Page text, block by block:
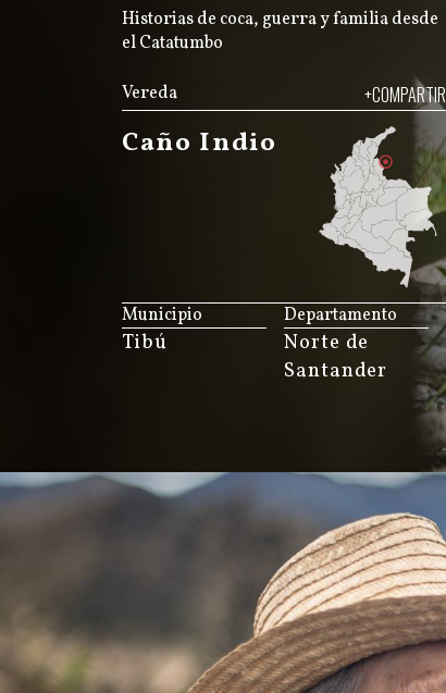
Historias de coca, guerra y familia desde
el Catatumbo
Vereda +COMPARTIR
Caño Indio
Municipio
Tibú
Departamento
Norte de
Santander